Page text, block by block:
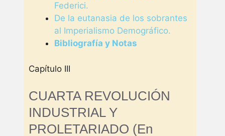
Federici.
De la eutanasia de los sobrantes
al Imperialismo Demográfico.
Bibliografía y Notas
Capítulo III
CUARTA REVOLUCIÓN
INDUSTRIAL Y
PROLETARIADO (En